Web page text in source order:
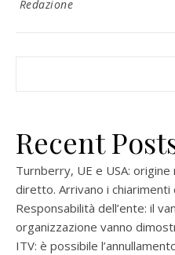
Redazione
Recent
Turnberry, UE e USA:
diretto. Arrivano i chiarimenti
Responsabilità dell’ente: il
organizzazione vanno
ITV: è possibile